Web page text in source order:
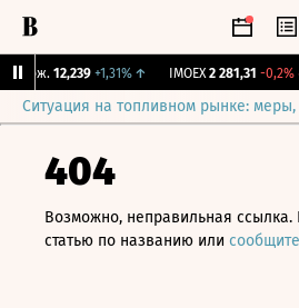
Бирж. 12,239 +1,31% ↑ IMOEX 2 281,31 -0,2%↓
Ситуация на топливном рынке: меры,
404
Возможно, неправильная ссылка.
статью по названию или